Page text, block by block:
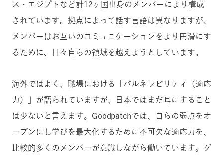
ス・エジプトなど計12ヶ国出身のメンバーにより構成
されています。拠点によって話す言語は異なりますが、
メンバーはお互いのコミュニケーションをより円滑にす
るために、日々自らの領域を越えようとしています。
海外ではよく、職場における「バルネラビリティ（適応
力）」が語られていますが、日本ではまだ耳にすること
は少ないと言えます。Goodpatchでは、自らの弱点をオ
ープンにし学びを最大化するために不可欠な適応力を、
比較的多くのメンバーが意識しながら働いています。グ